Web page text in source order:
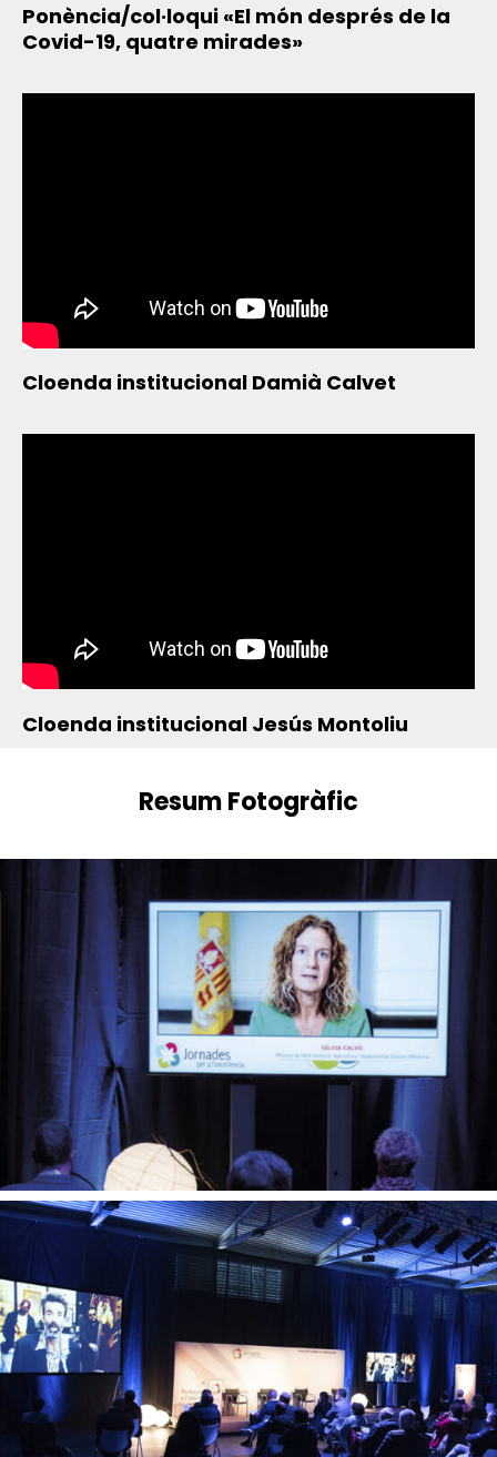
Ponència/col·loqui «El món després de la
Covid-19, quatre mirades»
Cloenda institucional Damià Calvet
Cloenda institucional Jesús Montoliu
Resum Fotogràfic